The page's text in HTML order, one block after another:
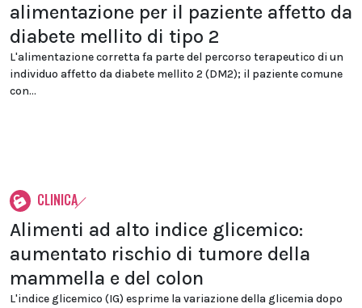
alimentazione per il paziente affetto da
diabete mellito di tipo 2
L'alimentazione corretta fa parte del percorso terapeutico di un
individuo affetto da diabete mellito 2 (DM2); il paziente comune
con...
CLINICA
Alimenti ad alto indice glicemico:
aumentato rischio di tumore della
mammella e del colon
L'indice glicemico (IG) esprime la variazione della glicemia dopo